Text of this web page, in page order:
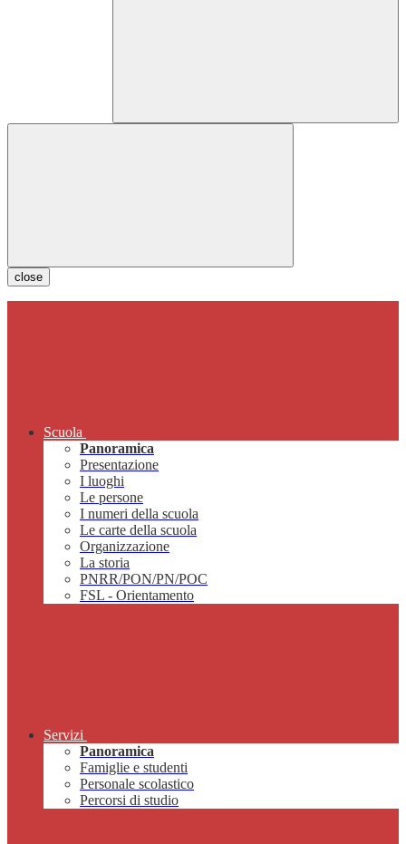
close
Scuola
Panoramica
Presentazione
I luoghi
Le persone
I numeri della scuola
Le carte della scuola
Organizzazione
La storia
PNRR/PON/PN/POC
FSL - Orientamento
Servizi
Panoramica
Famiglie e studenti
Personale scolastico
Percorsi di studio